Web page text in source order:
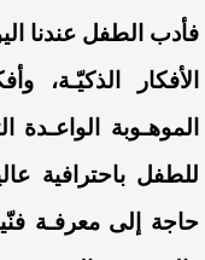
فأدب الطفل عندنا
الأفكار الذكيّـة،
الموهـوبة
للطفل باحترافية
حاجة إلى معرفـة